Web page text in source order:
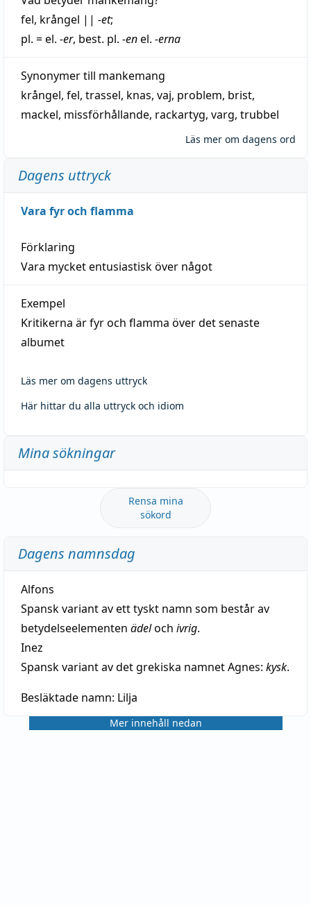
fel, krångel || -et;
pl. = el. -er, best. pl. -enel. -erna
Synonymer till mankemang
krångel, fel, trassel, knas, vaj, problem, brist,
mackel, missförhållande, rackartyg, varg, trubbel
Läs mer om dagens ord
Dagens uttryck
Vara fyr och flamma
Förklaring
Vara mycket entusiastisk över något
Exempel
Kritikerna är fyr och flamma över det senaste
albumet
Läs mer om dagens uttryck
Här hittar du alla uttryck och idiom
Mina sökningar
Rensa mina
sökord
Dagens namnsdag
Alfons
Spansk variant av ett tyskt namn som består av
betydelseelementen ädeloch ivrig.
Inez
Spansk variant av det grekiska namnet Agnes: kysk.
Besläktade namn: Lilja
Mer innehåll nedan